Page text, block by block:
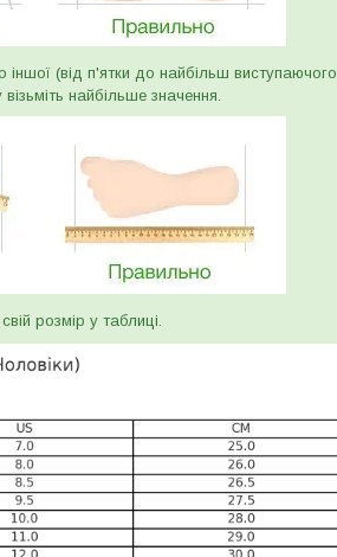
іншої (від п'ятки до найбільш виступаючого
найбільше значення.
розмір у таблиці.